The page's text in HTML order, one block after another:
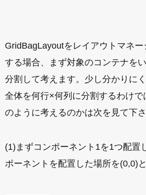
GridBagLayoutをレイアウトマネー
する場合、まず対象のコンテナを
分割して考えます。少し分かりに
全体を何行×何列に分割するわけ
のように考えるのかは次を見て下さ
(1)まずコンポーネント1を1つ配置
ポーネントを配置した場所を(0,0)と